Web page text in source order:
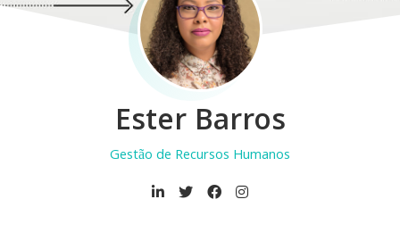
Ester Barros
Gestão de Recursos Humanos